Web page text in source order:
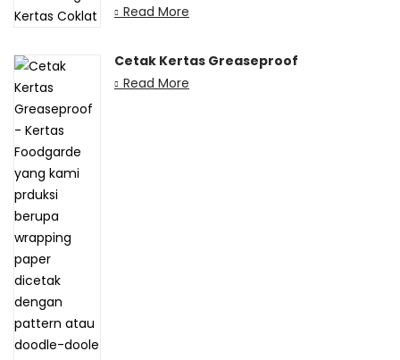
Read More
Cetak Kertas Greaseproof
Read More